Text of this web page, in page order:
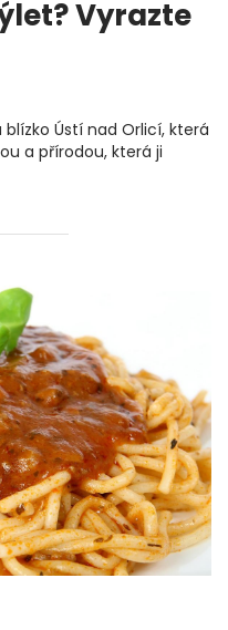
Vyrazte
Ústí nad Orlicí, která
a přírodou, která ji